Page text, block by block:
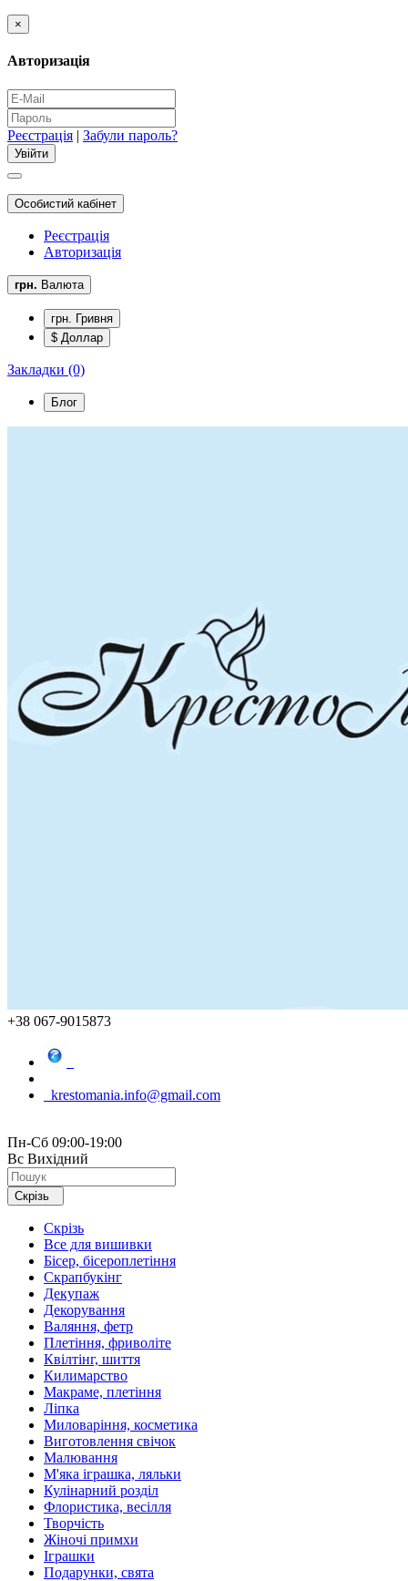
×
Авторизація
Реєстрація | Забули пароль?
Особистий кабінет
Реєстрація
Авторизація
грн. Валюта
грн. Гривня
$ Доллар
Закладки (0)
Блог
+38 067-9015873
krestomania.info@gmail.com
Пн-Сб 09:00-19:00
Вс Вихідний
Скрізь
Скрізь
Все для вишивки
Бісер, бісероплетіння
Скрапбукінг
Декупаж
Декорування
Валяння, фетр
Плетіння, фриволіте
Квілтінг, шиття
Килимарство
Макраме, плетіння
Ліпка
Миловаріння, косметика
Виготовлення свічок
Малювання
М'яка іграшка, ляльки
Кулінарний розділ
Флористика, весілля
Творчість
Жіночі примхи
Іграшки
Подарунки, свята